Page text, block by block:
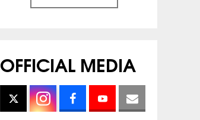
OFFICIAL MEDIA